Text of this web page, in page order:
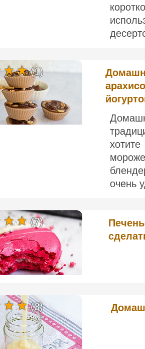
очень
(1)
(7)
(3)